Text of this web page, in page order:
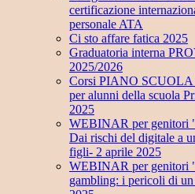
certificazione
personale ATA
Ci sto affare fatica 2025
Graduatoria interna
2025/2026
Corsi PIANO
per alunni della scuola
2025
WEBINAR per genitori
Dai rischi del digitale a
figli- 2 aprile 2025
WEBINAR per genitori
gambling: i pericoli di